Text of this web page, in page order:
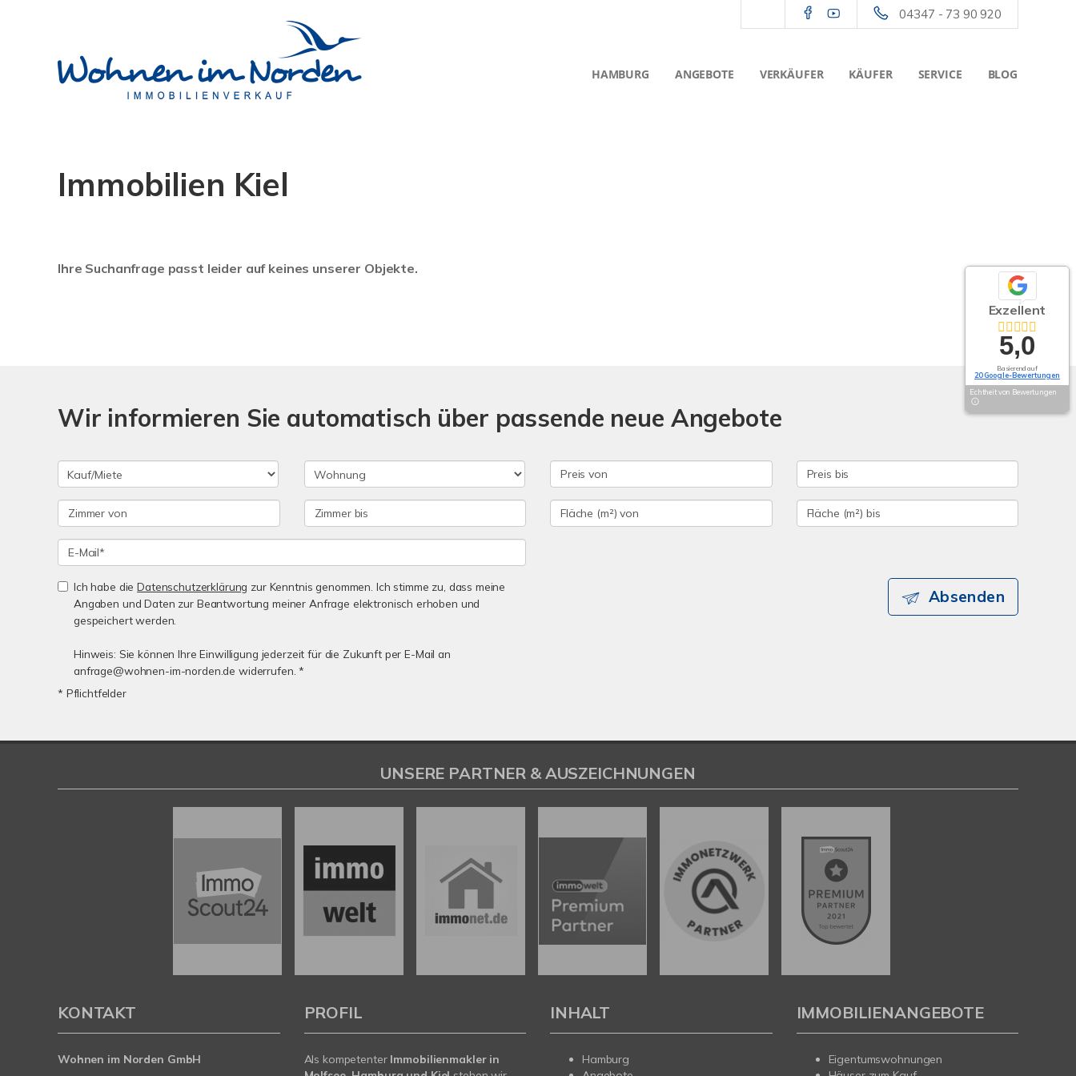
04347 - 73 90 920
HAMBURG ANGEBOTE VERKÄUFER KÄUFER SERVICE BLOG
Immobilien Kiel
Ihre Suchanfrage passt leider auf keines unserer Objekte.
Wir informieren Sie automatisch über passende neue Angebote
Ich habe dieDatenschutzerklärung zur Kenntnis genommen. Ich stimme zu, dass meine
Angaben und Daten zur Beantwortung meiner Anfrage elektronisch erhoben und
gespeichert werden.
Hinweis: Sie können Ihre Einwilligung jederzeit für die Zukunft per E-Mail an
anfrage@wohnen-im-norden.de widerrufen. *
* Pflichtfelder
Absenden
Exzellent
5,0
Basierend auf
20 Google-Bewertungen
Echtheit von Bewertungen
UNSERE PARTNER & AUSZEICHNUNGEN
KONTAKT
Wohnen im Norden GmbH
PROFIL
Als kompetenter Immobilienmakler in
INHALT
Hamburg
IMMOBILIENANGEBOTE
Eigentumswohnungen